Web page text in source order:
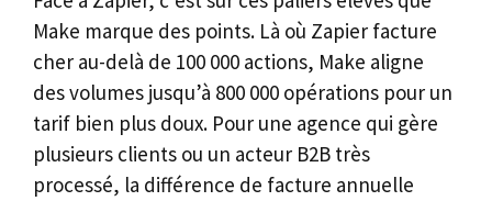
Make marque des points. Là où Zapier facture
cher au-delà de 100 000 actions, Make aligne
des volumes jusqu’à 800 000 opérations pour un
tarif bien plus doux. Pour une agence qui gère
plusieurs clients ou un acteur B2B très
processé, la différence de facture annuelle